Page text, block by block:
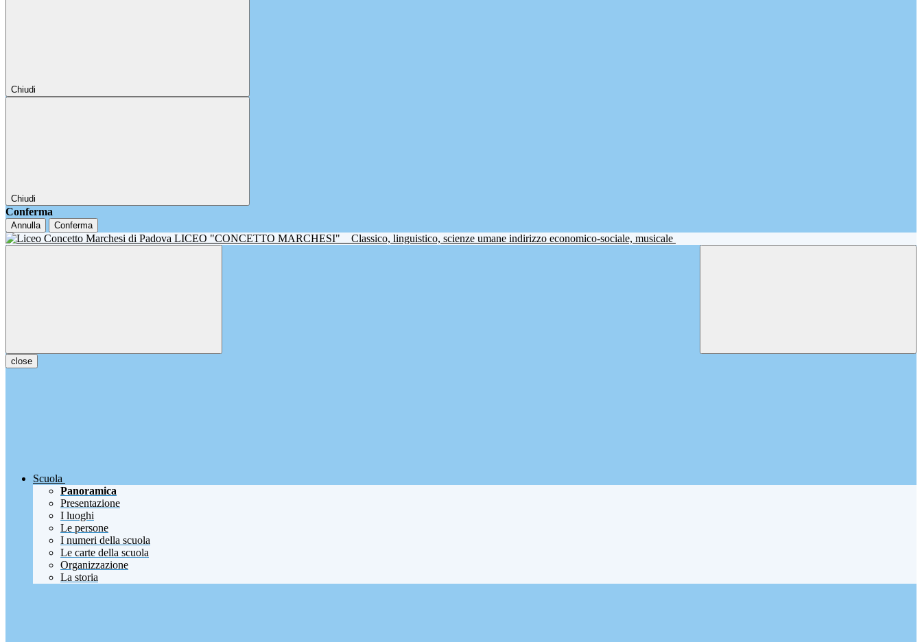
Chiudi
Chiudi
Conferma
Annulla Conferma
LICEO "CONCETTO MARCHESI" Classico, linguistico, scienze umane indirizzo economico-sociale, musicale
close
Scuola
Panoramica
Presentazione
I luoghi
Le persone
I numeri della scuola
Le carte della scuola
Organizzazione
La storia